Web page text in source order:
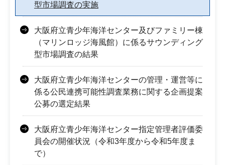
型市場調査の実施
大阪府立青少年海洋センター及びファミリー棟
（マリンロッジ海風館）に係るサウンディング
型市場調査の結果
大阪府立青少年海洋センターの管理・運営等に
係る公民連携可能性調査業務に関する企画提案
公募の選定結果
大阪府立青少年海洋センター指定管理者評価委
員会の開催状況（令和3年度から令和5年度ま
で）